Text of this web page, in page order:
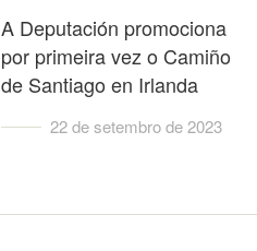
A Deputación promociona
por primeira vez o Camiño
de Santiago en Irlanda
22 de setembro de 2023